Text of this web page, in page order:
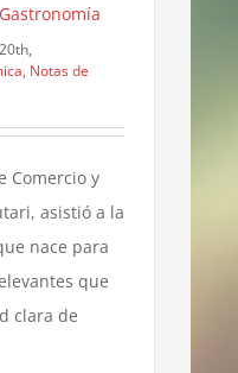
, Notas de
Comercio y
asistió a la
nace para
que
clara de